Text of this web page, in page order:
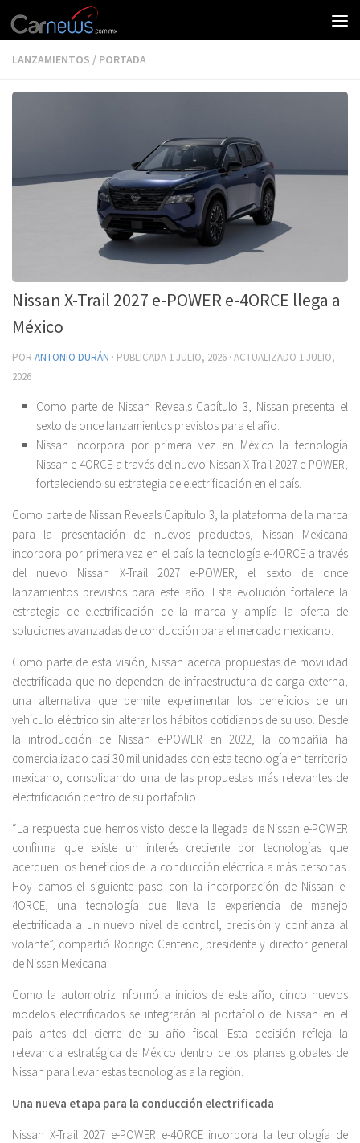
LANZAMIENTOS / PORTADA
Nissan X-Trail 2027 e-POWER e-4ORCE llega a
México
POR ANTONIO DURÁN · PUBLICADA 1 JULIO, 2026 · ACTUALIZADO 1 JULIO,
2026
Como parte de Nissan Reveals Capítulo 3, Nissan presenta el
sexto de once lanzamientos previstos para el año.
Nissan incorpora por primera vez en México la tecnología
Nissan e-4ORCE a través del nuevo Nissan X-Trail 2027 e-POWER,
fortaleciendo su estrategia de electrificación en el país.
Como parte de Nissan Reveals Capítulo 3, la plataforma de la marca
para la presentación de nuevos productos, Nissan Mexicana
incorpora por primera vez en el país la tecnología e-4ORCE a través
del nuevo Nissan X-Trail 2027 e-POWER, el sexto de once
lanzamientos previstos para este año. Esta evolución fortalece la
estrategia de electrificación de la marca y amplía la oferta de
soluciones avanzadas de conducción para el mercado mexicano.
Como parte de esta visión, Nissan acerca propuestas de movilidad
electrificada que no dependen de infraestructura de carga externa,
una alternativa que permite experimentar los beneficios de un
vehículo eléctrico sin alterar los hábitos cotidianos de su uso. Desde
la introducción de Nissan e-POWER en 2022, la compañía ha
comercializado casi 30 mil unidades con esta tecnología en territorio
mexicano, consolidando una de las propuestas más relevantes de
electrificación dentro de su portafolio.
“La respuesta que hemos visto desde la llegada de Nissan e-POWER
confirma que existe un interés creciente por tecnologías que
acerquen los beneficios de la conducción eléctrica a más personas.
Hoy damos el siguiente paso con la incorporación de Nissan e-
4ORCE, una tecnología que lleva la experiencia de manejo
electrificada a un nuevo nivel de control, precisión y confianza al
volante”, compartió Rodrigo Centeno, presidente y director general
de Nissan Mexicana.
Como la automotriz informó a inicios de este año, cinco nuevos
modelos electrificados se integrarán al portafolio de Nissan en el
país antes del cierre de su año fiscal. Esta decisión refleja la
relevancia estratégica de México dentro de los planes globales de
Nissan para llevar estas tecnologías a la región.
Una nueva etapa para la conducción electrificada
Nissan X-Trail 2027 e-POWER e-4ORCE incorpora la tecnología de